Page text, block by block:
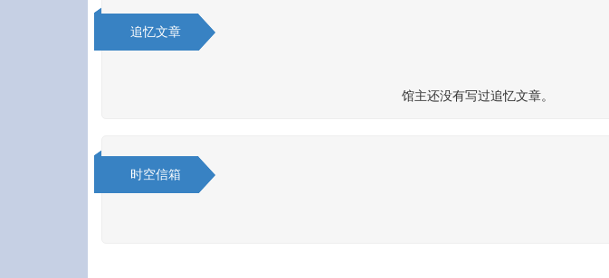
追忆文章
馆主还没有写过追忆文章。
时空信箱